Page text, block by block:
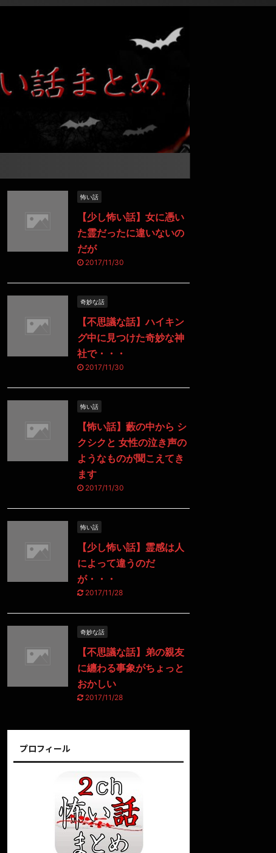
怖い話
【少し怖い話】女に憑い
た霊だったに違いないの
だが
2017/11/30
奇妙な話
【不思議な話】ハイキン
グ中に見つけた奇妙な神
社で・・・
2017/11/30
怖い話
【怖い話】藪の中から シ
クシクと 女性の泣き声の
ようなものが聞こえてき
ます
2017/11/30
怖い話
【少し怖い話】霊感は人
によって違うのだ
が・・・
2017/11/28
奇妙な話
【不思議な話】弟の親友
に纏わる事象がちょっと
おかしい
2017/11/28
プロフィール